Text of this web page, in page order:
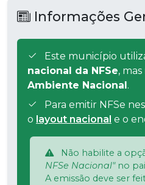
Informações
Este município
nacional da NFSe, mas
Ambiente Nacional .
Para emitir NFSe
o layout nacional e o
Não habilite a
NFSe Nacional"no
A emissão deve ser